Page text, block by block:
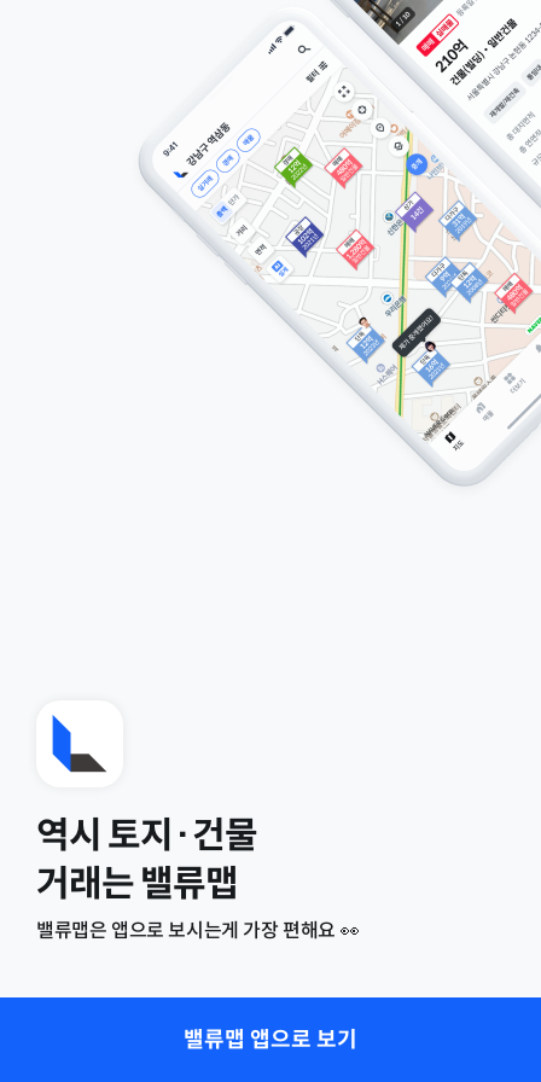
역시 토지·건물
거래는 밸류맵
밸류맵은 앱으로 보시는게 가장 편해요 👀
밸류맵 앱으로 보기